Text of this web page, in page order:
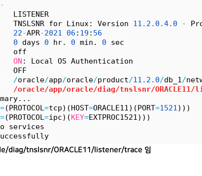
LISTENER
TNSLSNR for Linux: Version 11. 2. 0.4. 0 -
22-APR-2021 06 : 19 : 56
0 days 0 hr. 0 min. 0 sec
off
ON : Local OS Authentication
OFF
/oracle/app/oracle/product/11. 2. 0/db_1/
/oracle/app/oracle/diag/tnslsnr/
=(PROTOCOL=tcp)(HOST=ORACLE11)(PORT=1521)))
=(PROTOCOL=ipc)(KEY=EXTPROC1521)))
services
successfully
diag/tnslsnr/ORACLE11/listener/trace 임